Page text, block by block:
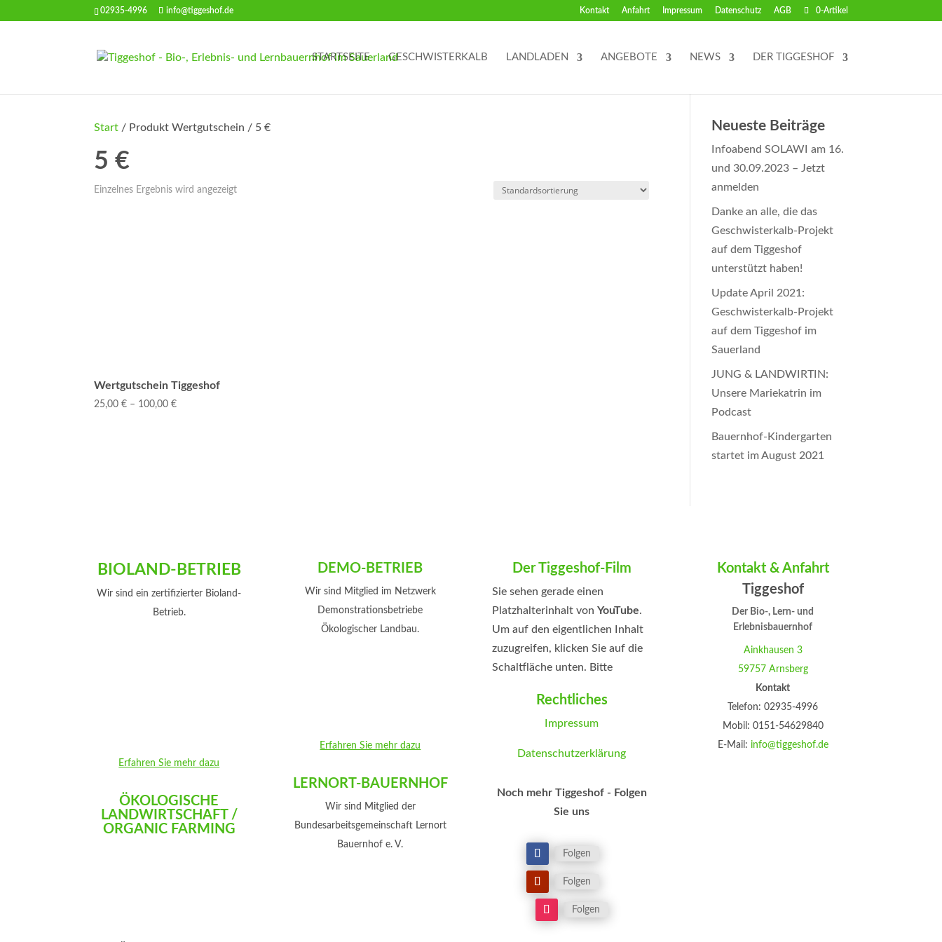
02935-4996 info@tiggeshof.de Kontakt Anfahrt Impressum Datenschutz AGB 0-Artikel
STARTSEITE GESCHWISTERKALB LANDLADEN ANGEBOTE NEWS DER TIGGESHOF
Start / Produkt Wertgutschein / 5 €
5 €
Einzelnes Ergebnis wird angezeigt
Wertgutschein Tiggeshof
25,00€ – 100,00€
Neueste Beiträge
Infoabend SOLAWI am 16.
und 30.09.2023 – Jetzt
anmelden
Danke an alle, die das
Geschwisterkalb-Projekt
auf dem Tiggeshof
unterstützt haben!
Update April 2021:
Geschwisterkalb-Projekt
auf dem Tiggeshof im
Sauerland
JUNG & LANDWIRTIN:
Unsere Mariekatrin im
Podcast
Bauernhof-Kindergarten
startet im August 2021
BIOLAND-BETRIEB
Wir sind ein zertifizierter Bioland-
Betrieb.
Erfahren Sie mehr dazu
ÖKOLOGISCHE
LANDWIRTSCHAFT /
ORGANIC FARMING
DEMO-BETRIEB
Wir sind Mitglied im Netzwerk
Demonstrationsbetriebe
Ökologischer Landbau.
Erfahren Sie mehr dazu
LERNORT-BAUERNHOF
Wir sind Mitglied der
Bundesarbeitsgemeinschaft Lernort
Bauernhof e. V.
Der Tiggeshof-Film
Sie sehen gerade einen
Platzhalterinhalt von YouTube.
Um auf den eigentlichen Inhalt
zuzugreifen, klicken Sie auf die
Schaltfläche unten. Bitte
an Drittanbieter weitergegeben
akzeptieren und Inhalte
Rechtliches
Impressum
Datenschutzerklärung
Noch mehr Tiggeshof - Folgen
Sie uns
Folgen
Folgen
Folgen
Kontakt & Anfahrt
Tiggeshof
Der Bio-, Lern- und
Erlebnisbauernhof
Ainkhausen 3
59757 Arnsberg
Kontakt
Telefon: 02935-4996
Mobil: 0151-54629840
E-Mail: info@tiggeshof.de